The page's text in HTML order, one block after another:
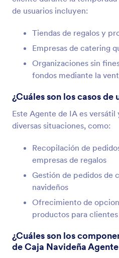
de usuarios incluyen:
Tiendas de regalos y
Empresas de catering
Organizaciones sin
fondos mediante la
¿Cuáles son los casos
Este Agente de IA es
diversas situaciones, como:
Recopilación de
empresas de regalos
Gestión de pedidos de
navideños
Ofrecimiento de
productos para clientes
¿Cuáles son los
de Caja Navideña